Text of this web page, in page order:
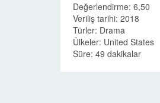
Değerlendirme: 6,50
Veriliş tarihi: 2018
Türler: Drama
Ülkeler: United States
Süre: 49 dakikalar